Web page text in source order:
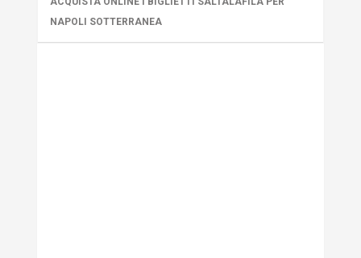
NAPOLI SOTTERRANEA